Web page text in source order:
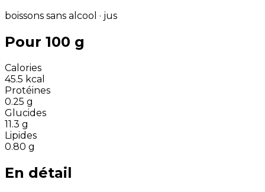
boissons sans alcool · jus
Pour 100 g
Calories
45.5 kcal
Protéines
0.25 g
Glucides
11.3 g
Lipides
0.80 g
En détail